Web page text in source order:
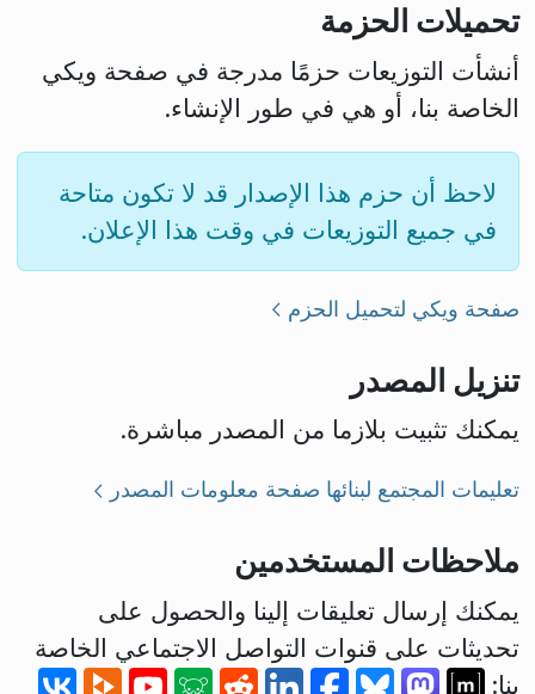
تحميلات الحزمة
أنشأت التوزيعات حزمًا مدرجة في صفحة ويكي
الخاصة بنا، أو هي في طور الإنشاء.
لاحظ أن حزم هذا الإصدار قد لا تكون متاحة
في جميع التوزيعات في وقت هذا الإعلان.
صفحة ويكي لتحميل الحزم
تنزيل المصدر
يمكنك تثبيت بلازما من المصدر مباشرة.
تعليمات المجتمع لبنائها صفحة معلومات المصدر
ملاحظات المستخدمين
يمكنك إرسال تعليقات إلينا والحصول على
تحديثات على قنوات التواصل الاجتماعي الخاصة
بنا: